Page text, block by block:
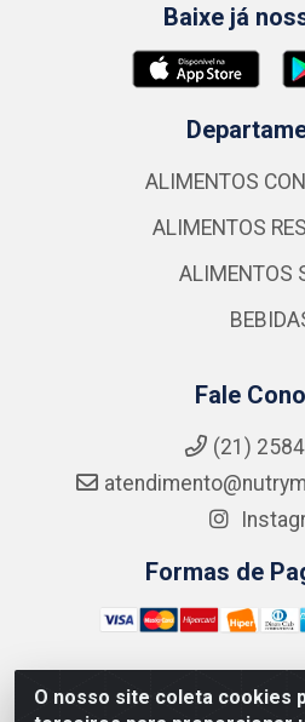
O nosso site coleta cookies
Baixe já
ALIMENTOS
ALIMENTOS
ALIMENTOS
Fale
(21)
Formas de
NUTRY MAX COMÉRCIO DE